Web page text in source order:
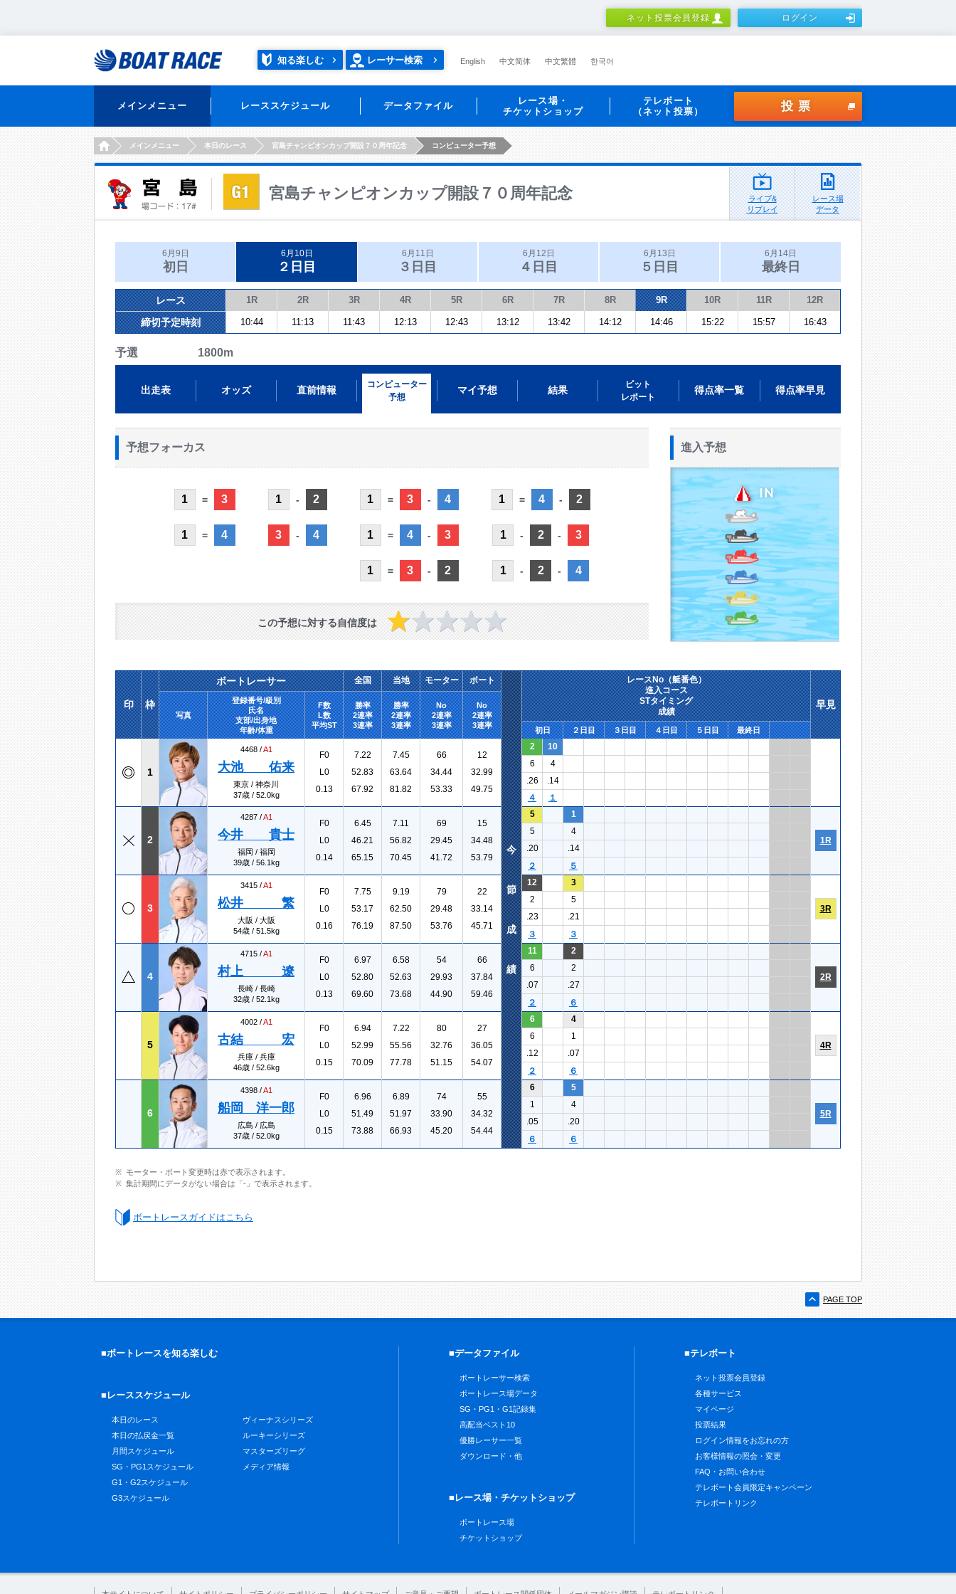
ネット投票会員登録 ログイン
知る楽しむ レーサー検索 English 中文简体 中文繁體 한국어
メインメニュー レーススケジュール データファイル
レース場・
チケットショップ
テレボート
（ネット投票）
投票
HOMEメインメニュー 本日のレース 宮島チャンピオンカップ開設７０周年記念 コンピューター予想
宮島チャンピオンカップ開設７０周年記念
ライブ&
リプレイ
レース場
データ
6月9日
初日
6月10日
２日目
6月11日
３日目
6月12日
４日目
6月13日
５日目
6月14日
最終日
レース 1R 2R 3R 4R 5R 6R 7R 8R 9R 10R 11R 12R
締切予定時刻 10:44 11:13 11:43 12:13 12:43 13:12 13:42 14:12 14:46 15:22 15:57 16:43
予選 1800m
出走表 オッズ 直前情報
コンピューター
予想
マイ予想 結果
ピット
レポート
得点率一覧 得点率早見
予想フォーカス
1 = 3
1 = 4
1 - 2
3 - 4
1 = 3 - 4
1 = 4 - 3
1 = 3 - 2
1 = 4 - 2
1 - 2 - 3
1 - 2 - 4
この予想に対する自信度は
進入予想
印 枠
ボートレーサー 全国 当地 モーター ボート
レースNo（艇番色）
進入コース
STタイミング
成績
早見
写真
登録番号/級別
氏名
支部/出身地
年齢/体重
F数
L数
平均ST
勝率
2連率
3連率
勝率
2連率
3連率
No
2連率
3連率
No
2連率
3連率
初日 ２日目 ３日目 ４日目 ５日目 最終日
1
4468 /A1
大池 佑来
東京 / 神奈川
37歳 / 52.0kg
F0
L0
0.13
7.22
52.83
67.92
7.45
63.64
81.82
66
34.44
53.33
12
32.99
49.75
2
10
6
4
.26
.14
４
１
2
4287 /A1
今井 貴士
福岡 / 福岡
39歳 / 56.1kg
F0
L0
0.14
6.45
46.21
65.15
7.11
56.82
70.45
69
29.45
41.72
15
34.48
53.79
5 1
1R
5
4
.20
.14
２
５
3
3415 /A1
松井 繁
大阪 / 大阪
54歳 / 51.5kg
F0
L0
0.16
7.75
53.17
76.19
9.19
62.50
87.50
79
29.48
53.76
22
33.14
45.71
12 3
3R
2
5
.23
.21
３
３
4
4715 /A1
村上 遼
長崎 / 長崎
32歳 / 52.1kg
F0
L0
0.13
6.97
52.80
69.60
6.58
52.63
73.68
54
29.93
44.90
66
37.84
59.46
11 2
2R
6
2
.07
.27
２
６
5
4002 /A1
古結 宏
兵庫 / 兵庫
46歳 / 52.6kg
F0
L0
0.15
6.94
52.99
70.09
7.22
55.56
77.78
80
32.76
51.15
27
36.05
54.07
6 4
4R
6
1
.12
.07
２
６
6
4398 /A1
船岡 洋一郎
広島 / 広島
37歳 / 52.0kg
F0
L0
0.15
6.96
51.49
73.88
6.89
51.97
66.93
74
33.90
45.20
55
34.32
54.44
6 5
5R
1
4
.05
.20
６
６
今
節
成
績
モーター・ボート変更時は赤で表示されます。
集計期間にデータがない場合は「-」で表示されます。
ボートレースガイドはこちら
PAGE TOP
■ボートレースを知る楽しむ
■レーススケジュール
本日のレース
本日の払戻金一覧
月間スケジュール
SG・PG1スケジュール
G1・G2スケジュール
G3スケジュール
ヴィーナスシリーズ
ルーキーシリーズ
マスターズリーグ
メディア情報
■データファイル
ボートレーサー検索
ボートレース場データ
SG・PG1・G1記録集
高配当ベスト10
優勝レーサー一覧
ダウンロード・他
■レース場・チケットショップ
ボートレース場
チケットショップ
■テレボート
ネット投票会員登録
各種サービス
マイページ
投票結果
ログイン情報をお忘れの方
お客様情報の照会・変更
FAQ・お問い合わせ
テレボート会員限定キャンペーン
テレボートリンク